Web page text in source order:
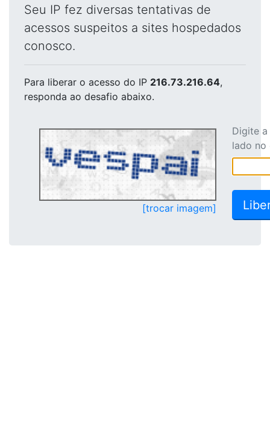
Seu IP fez diversas tentativas de
acessos suspeitos a sites hospedados
conosco.
Para liberar o acesso do IP 216.73.216.64,
responda ao desafio abaixo.
[trocar imagem]
Digite
lado no